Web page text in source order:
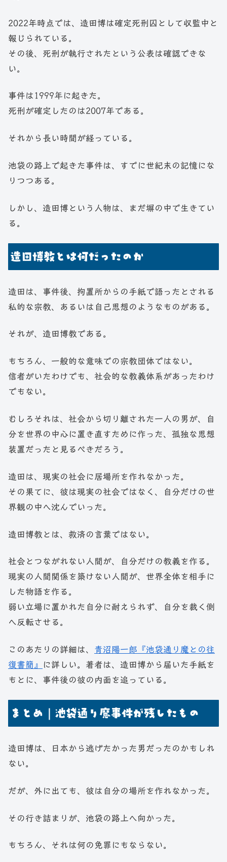
2022年時点では、造田博は確定死刑囚として収監中と
報じられている。
その後、死刑が執行されたという公表は確認できな
い。
事件は1999年に起きた。
死刑が確定したのは2007年である。
それから長い時間が経っている。
池袋の路上で起きた事件は、すでに世紀末の記憶にな
りつつある。
しかし、造田博という人物は、まだ塀の中で生きてい
る。
造田博教とは何だったのか
造田は、事件後、拘置所からの手紙で語ったとされる
私的な宗教、あるいは自己思想のようなものがある。
それが、造田博教である。
もちろん、一般的な意味での宗教団体ではない。
信者がいたわけでも、社会的な教義体系があったわけ
でもない。
むしろそれは、社会から切り離された一人の男が、自
分を世界の中心に置き直すために作った、孤独な思想
装置だったと見るべきだろう。
造田は、現実の社会に居場所を作れなかった。
その果てに、彼は現実の社会ではなく、自分だけの世
界観の中へ沈んでいった。
造田博教とは、救済の言葉ではない。
社会とつながれない人間が、自分だけの教義を作る。
現実の人間関係を築けない人間が、世界全体を相手に
した物語を作る。
弱い立場に置かれた自分に耐えられず、自分を裁く側
へ反転させる。
このあたりの詳細は、 青沼陽一郎『池袋通り魔との往
復書簡』
に詳しい。著者は、造田博から届いた手紙を
もとに、事件後の彼の内面を追っている。
まとめ｜池袋通り魔事件が残したもの
造田博は、日本から逃げたかった男だったのかもしれ
ない。
だが、外に出ても、彼は自分の場所を作れなかった。
その行き詰まりが、池袋の路上へ向かった。
もちろん、それは何の免罪にもならない。